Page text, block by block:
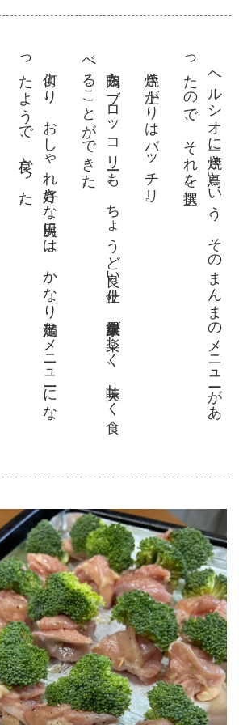
ヘ
ル
シ
オ
に「焼
き鳥」
と
い
う
、
そ
の
ま
ん
ま
の
メ
ニ
ュー
が
あ
った
の
で
、
そ
れ
を選択
。
焼き上がりはバッチリ。
鶏肉も
ブ
ロ
ッ
コ
リー
も
、
ち
ょ
う
ど良
い仕上
り
。家族全員
が楽
し
く
、美味
し
く食
べる
こ
と
が
で
き
た
。
何よ
り
、
お
し
ゃ
れ好
き
な次男
に
は
。
か
な
り満足
な
メ
ニ
ュー
に
な
った
よ
う
で
、良
か
っ
た
。